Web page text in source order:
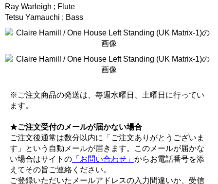
Ray Warleigh ; Flute
Tetsu Yamauchi ; Bass
※ご注文商品の発送は、毎週水曜日、土曜日に行ってい
ます。
★ご注文受付のメールが届かない場合
ご注文後通常は数分以内に「ご注文ありがとうございま
す」という自動メールが届きます。このメールが届かな
い場合はサイトの 「お問い合わせ」 からお電話番号を添
えてその旨ご連絡ください。
ご登録いただいたメールアドレスの入力間違いか、受信